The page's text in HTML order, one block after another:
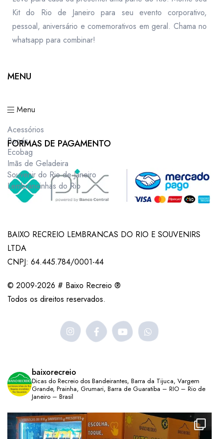
Kit do Rio de Janeiro para seu evento corporativo,
pessoal, aniversário e comemorativos em geral. Chama no
whatsapp para combinar!
MENU
Menu
Acessórios
Bonés
Ecobag
Imãs de Geladeira
Souvenir do Rio de Janeiro
Lembrancinhas do Rio
FORMAS DE PAGAMENTO
BAIXO RECREIO LEMBRANCAS DO RIO E SOUVENIRS
LTDA
CNPJ: 64.445.784/0001-44
© 2009-2026 # Baixo Recreio ®
Todos os direitos reservados.
baixorecreio
Dicas do Recreio dos Bandeirantes, Barra da Tijuca, Vargem
Grande, Prainha, Grumari, Barra de Guaratiba – RIO – Rio de
Janeiro – Brasil